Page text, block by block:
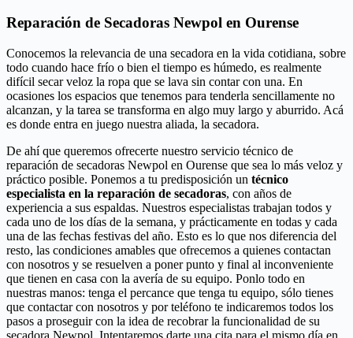
Reparación de Secadoras Newpol en Ourense
Conocemos la relevancia de una secadora en la vida cotidiana, sobre
todo cuando hace frío o bien el tiempo es húmedo, es realmente
difícil secar veloz la ropa que se lava sin contar con una. En
ocasiones los espacios que tenemos para tenderla sencillamente no
alcanzan, y la tarea se transforma en algo muy largo y aburrido. Acá
es donde entra en juego nuestra aliada, la secadora.
De ahí que queremos ofrecerte nuestro servicio técnico de
reparación de secadoras Newpol en Ourense que sea lo más veloz y
práctico posible. Ponemos a tu predisposición un técnico
especialista en la reparación de secadoras, con años de
experiencia a sus espaldas. Nuestros especialistas trabajan todos y
cada uno de los días de la semana, y prácticamente en todas y cada
una de las fechas festivas del año. Esto es lo que nos diferencia del
resto, las condiciones amables que ofrecemos a quienes contactan
con nosotros y se resuelven a poner punto y final al inconveniente
que tienen en casa con la avería de su equipo. Ponlo todo en
nuestras manos: tenga el percance que tenga tu equipo, sólo tienes
que contactar con nosotros y por teléfono te indicaremos todos los
pasos a proseguir con la idea de recobrar la funcionalidad de su
secadora Newpol. Intentaremos darte una cita para el mismo día en